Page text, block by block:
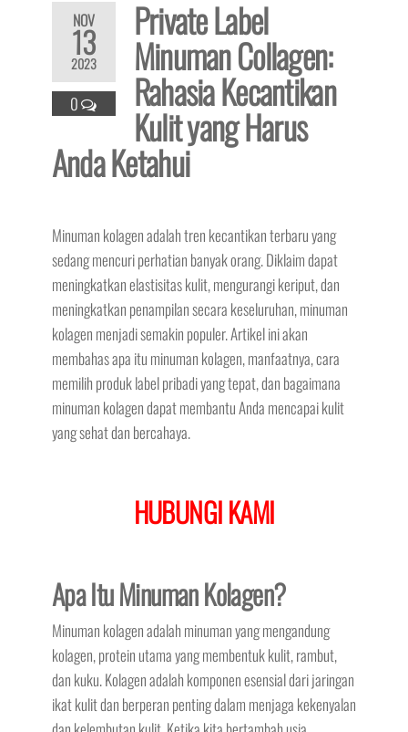
NOV
13
2023
0
Private Label
Minuman Collagen:
Rahasia Kecantikan
Kulit yang Harus
Anda Ketahui
Minuman kolagen adalah tren kecantikan terbaru yang
sedang mencuri perhatian banyak orang. Diklaim dapat
meningkatkan elastisitas kulit, mengurangi keriput, dan
meningkatkan penampilan secara keseluruhan, minuman
kolagen menjadi semakin populer. Artikel ini akan
membahas apa itu minuman kolagen, manfaatnya, cara
memilih produk label pribadi yang tepat, dan bagaimana
minuman kolagen dapat membantu Anda mencapai kulit
yang sehat dan bercahaya.
HUBUNGI KAMI
Apa Itu Minuman Kolagen?
Minuman kolagen adalah minuman yang mengandung
kolagen, protein utama yang membentuk kulit, rambut,
dan kuku. Kolagen adalah komponen esensial dari jaringan
ikat kulit dan berperan penting dalam menjaga kekenyalan